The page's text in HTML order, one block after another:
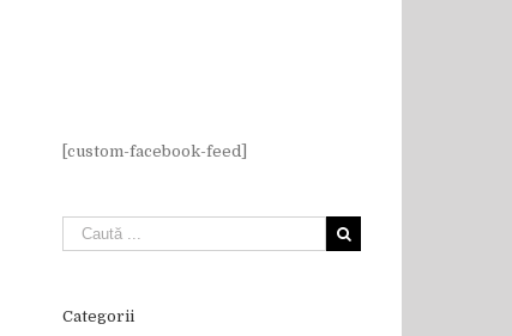
[custom-facebook-feed]
Categorii